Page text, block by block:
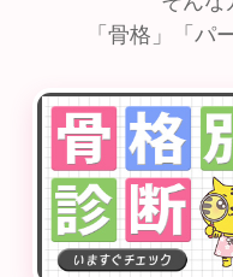
「骨格」「パ